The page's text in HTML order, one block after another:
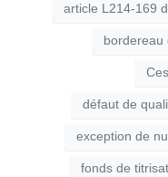
article L214-169
bordereau
défaut de
exception de
fonds de